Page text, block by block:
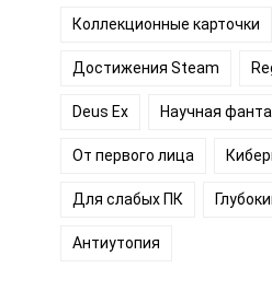
Коллекционные карточки
Достижения Steam
Deus Ex Научная
От первого лица
Для слабых ПК
Антиутопия